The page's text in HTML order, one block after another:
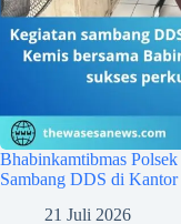
Bhabinkamtibmas
Sambang DDS di Kantor
21 Juli 2026